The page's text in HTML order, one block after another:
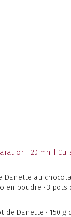
: 20 mn |
Danette au
en poudre • 3
de Danette • 150